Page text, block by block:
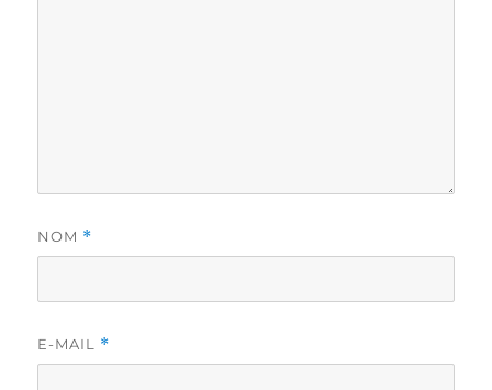
NOM *
E-MAIL *